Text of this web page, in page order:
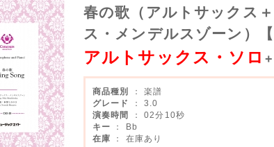
春の歌（アルトサックス
ス・メンデルスゾーン）
アルトサックス・ソロ
商品種別
： 楽譜
グレード
： 3.0
演奏時間
： 02分10秒
キー
： Bb
在庫
： 在庫あり